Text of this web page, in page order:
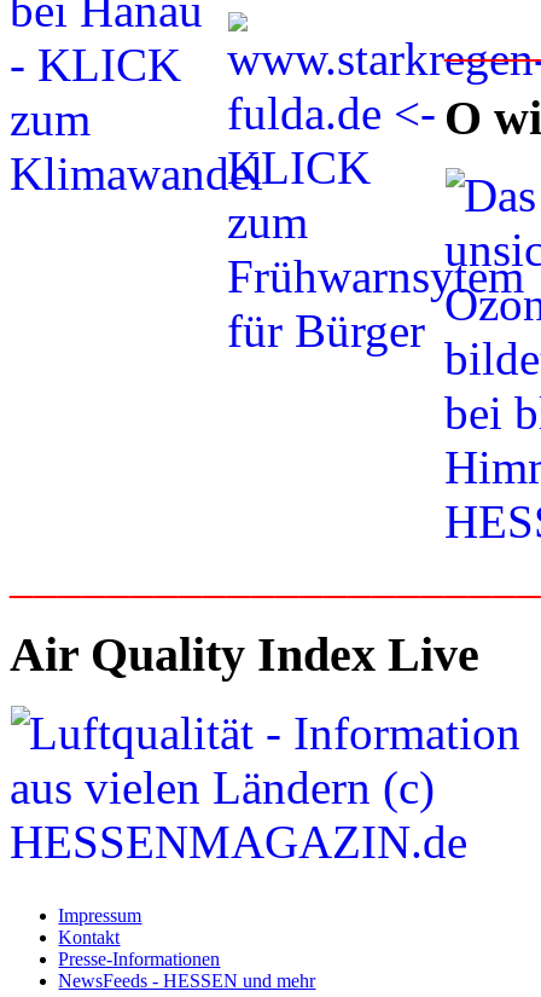
O
Air Quality Index Live
Impressum
Kontakt
Presse-Informationen
NewsFeeds - HESSEN und mehr